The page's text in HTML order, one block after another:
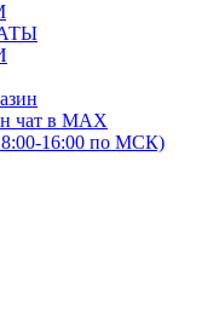
чат в MAX
8:00-16:00 по МСК)